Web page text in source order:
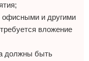
офисными и другими
вложение
должны быть